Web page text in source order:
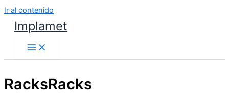
Ir al contenido
Implamet
RacksRacks